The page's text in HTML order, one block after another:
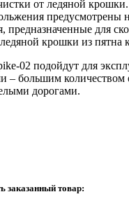
от ледяной
предусмотрены
предназначенные для
крошки из пятна
02 подойдут для
– большим количеством
дорогами.
заказанный товар: